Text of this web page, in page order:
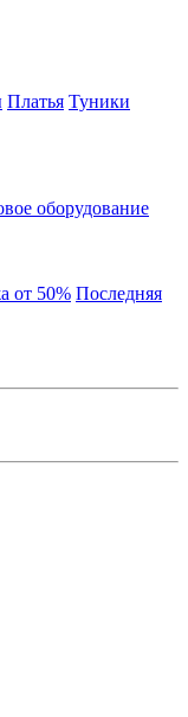
Платья Туники
оборудование
от 50% Последняя